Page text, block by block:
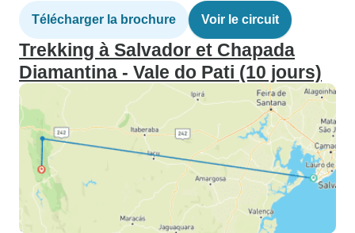
Télécharger la brochure Voir le circuit
Trekking à Salvador et Chapada
Diamantina - Vale do Pati (10 jours)